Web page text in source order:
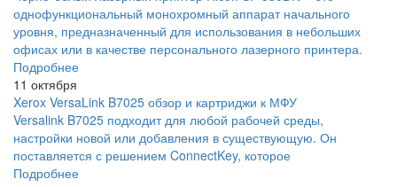
однофункциональный монохромный аппарат начального
уровня, предназначенный для использования в небольших
офисах или в качестве персонального лазерного принтера.
Подробнее
11 октября
Xerox VersaLink B7025 обзор и картриджи к МФУ
Versalink B7025 подходит для любой рабочей среды,
настройки новой или добавления в существующую. Он
поставляется с решением ConnectKey, которое
Подробнее